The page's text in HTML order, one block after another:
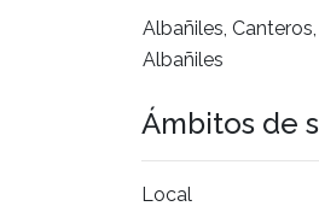
Albañiles,
Albañiles
Ámbitos de
Local